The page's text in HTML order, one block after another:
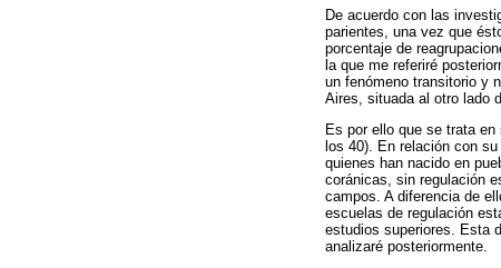
De acuerdo con las
parientes, una vez que
porcentaje de
la que me referiré
un fenómeno transitorio y
Aires, situada al otro lado
Es por ello que se trata
los 40). En relación con
quienes han nacido en
coránicas, sin regulación
campos. A diferencia de
escuelas de regulación
estudios superiores. Esta
analizaré posteriormente.